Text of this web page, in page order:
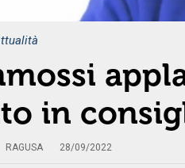
in
RAGUSA 28/09/2022